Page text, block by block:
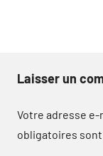
Laisser un
Votre adresse e-
obligatoires